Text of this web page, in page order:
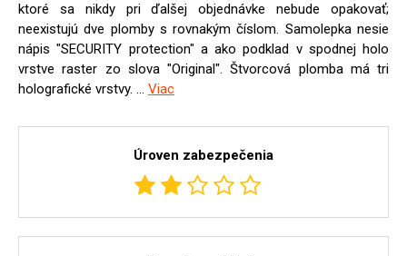
ktoré sa nikdy pri ďalšej objednávke nebude opakovať;
neexistujú dve plomby s rovnakým číslom. Samolepka nesie
nápis "SECURITY protection" a ako podklad v spodnej holo
vrstve raster zo slova "Original". Štvorcová plomba má tri
holografické vrstvy. ... Viac
Úroven zabezpečenia